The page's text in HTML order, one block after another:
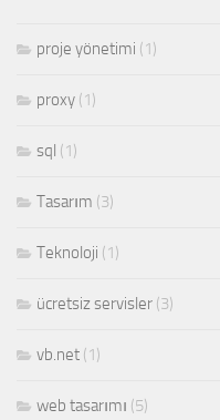
proje yönetimi (1)
proxy (1)
sql (1)
Tasarım (3)
Teknoloji (1)
ücretsiz servisler (3)
vb.net (1)
web tasarımı (5)